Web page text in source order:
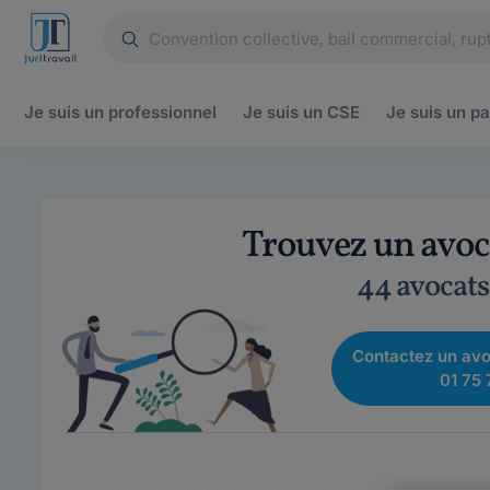
Je suis un professionnel Je suis un CSE Je suis un
Trouvez un
44
Contactez un
01 75